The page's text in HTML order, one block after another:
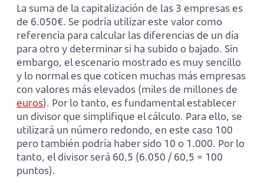
La suma de la capitalización de las 3 empresas es
de 6.050€. Se podría utilizar este valor como
referencia para calcular las diferencias de un día
para otro y determinar si ha subido o bajado. Sin
embargo, el escenario mostrado es muy sencillo
y lo normal es que coticen muchas más empresas
con valores más elevados (miles de millones de
euros). Por lo tanto, es fundamental establecer
un divisor que simplifique el cálculo. Para ello, se
utilizará un número redondo, en este caso 100
pero también podría haber sido 10 o 1.000. Por lo
tanto, el divisor será 60,5 (6.050 / 60,5 = 100
puntos).